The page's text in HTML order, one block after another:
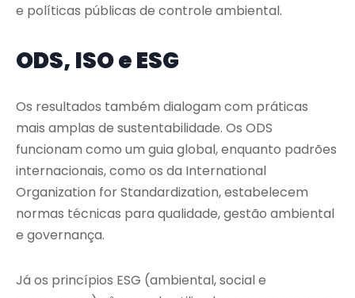
e políticas públicas de controle ambiental.
ODS, ISO e ESG
Os resultados também dialogam com práticas
mais amplas de sustentabilidade. Os ODS
funcionam como um guia global, enquanto padrões
internacionais, como os da International
Organization for Standardization, estabelecem
normas técnicas para qualidade, gestão ambiental
e governança.
Já os princípios ESG (ambiental, social e